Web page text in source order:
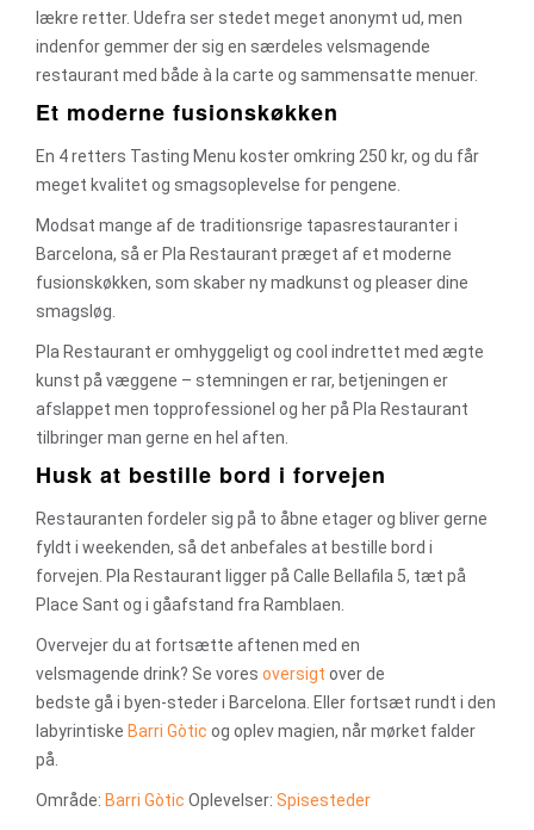
lækre retter. Udefra ser stedet meget anonymt ud, men
indenfor gemmer der sig en særdeles velsmagende
restaurant med både à la carte og sammensatte menuer.
Et moderne fusionskøkken
En 4 retters Tasting Menu koster omkring 250 kr, og du får
meget kvalitet og smagsoplevelse for pengene.
Modsat mange af de traditionsrige tapasrestauranter i
Barcelona, så er Pla Restaurant præget af et moderne
fusionskøkken, som skaber ny madkunst og pleaser dine
smagsløg.
Pla Restaurant er omhyggeligt og cool indrettet med ægte
kunst på væggene – stemningen er rar, betjeningen er
afslappet men topprofessionel og her på Pla Restaurant
tilbringer man gerne en hel aften.
Husk at bestille bord i forvejen
Restauranten fordeler sig på to åbne etager og bliver gerne
fyldt i weekenden, så det anbefales at bestille bord i
forvejen. Pla Restaurant ligger på Calle Bellafila 5, tæt på
Place Sant og i gåafstand fra Ramblaen.
Overvejer du at fortsætte aftenen med en
velsmagende drink? Se vores oversigt over de
bedste gå i byen-steder i Barcelona. Eller fortsæt rundt i den
labyrintiske Barri Gòtic og oplev magien, når mørket falder
på.
Område: Barri Gòtic Oplevelser: Spisesteder